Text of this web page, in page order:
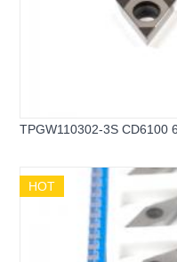
TPGW110302-3S CD6100
HOT